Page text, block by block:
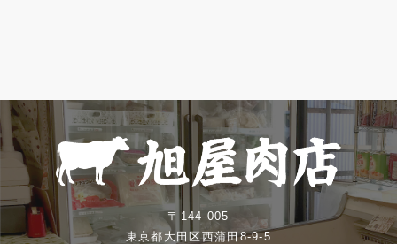
〒144-005
東京都大田区西蒲田8-9-5